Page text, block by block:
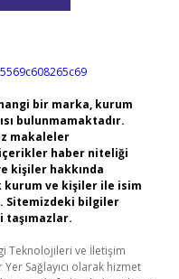
bir marka, kurum
bulunmamaktadır.
makaleler
haber niteliği
kişiler hakkında
kurum ve kişiler ile isim
Sitemizdeki bilgiler
Teknolojileri ve İletişim
Sağlayıcı olarak hizmet